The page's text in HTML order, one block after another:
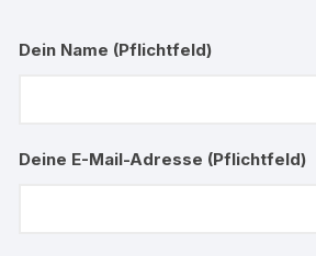
Dein Name (Pflichtfeld)
Deine E-Mail-Adresse (Pflichtfeld)